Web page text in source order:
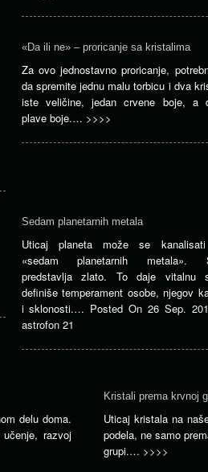
«Da ili ne» – proricanje sa kristalima
Za ovo jednostavno proricanje,
da spremite jednu malu torbicu i dva
iste veličine, jedan crvene boje, a
plave boje.… >>>>
Sedam planetarnih metala
Uticaj planeta može se
«sedam planetarnih metala».
predstavlja zlato. To daje vitalnu
definiše temperament osobe, njegov
i sklonosti.… Posted On 26 Sep.
astrofon 21
delu doma.
razvoj
Kristali prema krvnoj
Uticaj kristala na
podela, ne samo
grupi.… >>>>